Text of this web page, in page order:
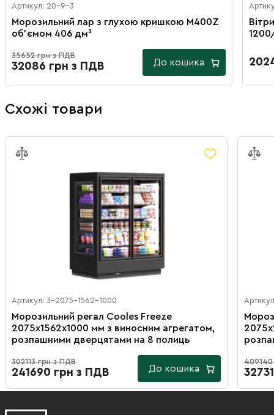
Артикул: 20-9-3
Морозильний лар з глухою кришкою M400Z
об'ємом 406 дм³
35652 грн з ПДВ
32086 грн з ПДВ До кошика
Схожі товари
Артикул: 3-2075-1562-1000
Морозильний регал Cooles Freeze
2075х1562х1000 мм з виносним агрегатом,
розпашними дверцятами на 8 полиць
302113 грн з ПДВ
241690 грн з ПДВ До кошика